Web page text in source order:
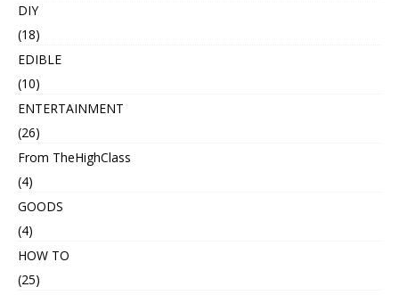
DIY
(18)
EDIBLE
(10)
ENTERTAINMENT
(26)
From TheHighClass
(4)
GOODS
(4)
HOW TO
(25)